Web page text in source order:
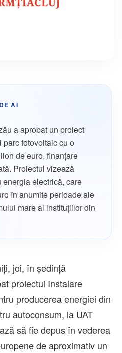
AI
a aprobat un proiect
fotovoltaic cu o
de euro, finanțare
Proiectul vizează
electrică, care
în anumite perioade ale
mare al instituțiilor din
joi, în şedinţă
proiectul Instalare
producerea energiei din
autoconsum, la UAT
să fie depus în vederea
de aproximativ un